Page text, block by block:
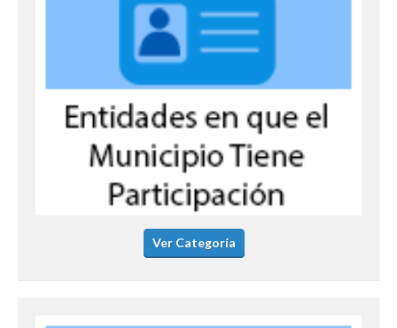
Ver Categoría